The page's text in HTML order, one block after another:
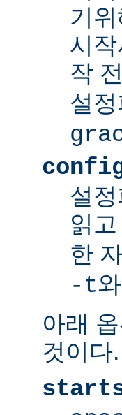
기
시
작
설
설
읽고
한
-t
아래
것이다.